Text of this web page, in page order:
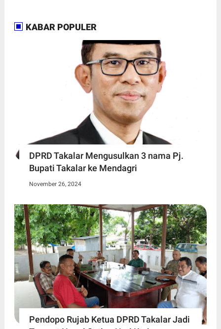
KABAR POPULER
DPRD Takalar Mengusulkan 3 nama Pj.
Bupati Takalar ke Mendagri
November 26, 2024
Pendopo Rujab Ketua DPRD Takalar Jadi